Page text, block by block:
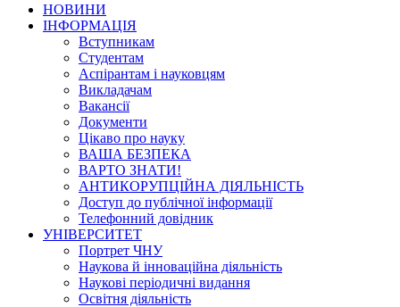
НОВИНИ
ІНФОРМАЦІЯ
Вступникам
Студентам
Аспірантам і науковцям
Викладачам
Вакансії
Документи
Цікаво про науку
ВАША БЕЗПЕКА
ВАРТО ЗНАТИ!
АНТИКОРУПЦІЙНА ДІЯЛЬНІСТЬ
Доступ до публічної інформації
Телефонний довідник
УНІВЕРСИТЕТ
Портрет ЧНУ
Наукова й інноваційна діяльність
Наукові періодичні видання
Освітня діяльність